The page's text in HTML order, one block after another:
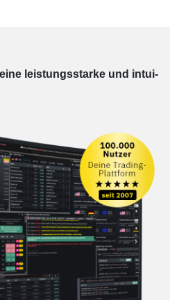
leis­tungs­star­ke und in­tui­